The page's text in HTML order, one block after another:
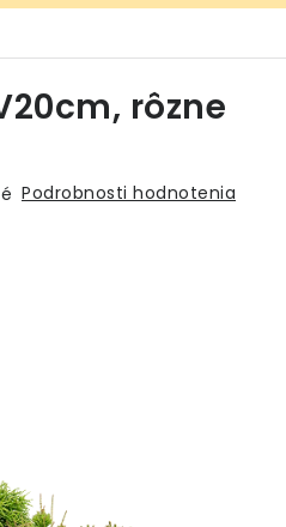
rôzne
Podrobnosti hodnotenia